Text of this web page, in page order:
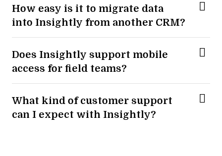
How easy is it to migrate data
into Insightly from another CRM?
Does Insightly support mobile
access for field teams?
What kind of customer support
can I expect with Insightly?